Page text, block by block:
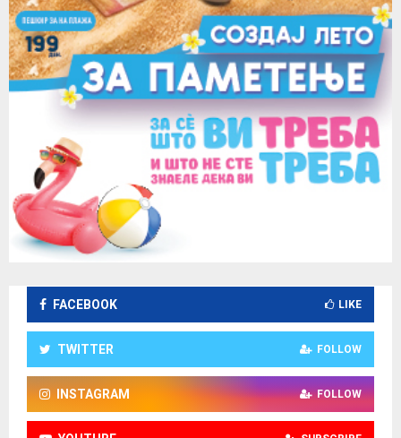
FACEBOOK LIKE
TWITTER FOLLOW
INSTAGRAM FOLLOW